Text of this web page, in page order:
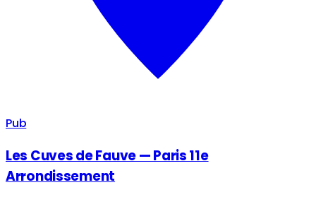
Pub
Les Cuves de Fauve — Paris 11e
Arrondissement